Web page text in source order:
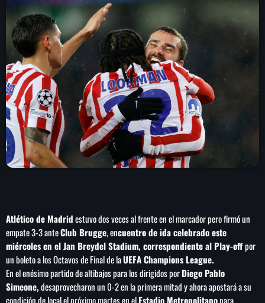
play_arrow LA CAMPESINA 104.5 FM
LA CAMPESINA GEORGIA
INICIO
NOTAS
PROGRAMACIÓN keyboard_arrow_down
RANKING
PUBLICIDAD
HISTORIA
Atlético de Madridestuvo dos veces al frente en el marcador pero firmó un
empate 3-3 anteClub Brugge, encuentro de ida celebrado este
miércoles en el Jan Breydel Stadium, correspondiente al Play-offpor
un boleto a los Octavos de Final de laUEFA Champions League.
En el enésimo partido de altibajos para los dirigidos porDiego Pablo
Simeone,desaprovecharon un 0-2 en la primera mitad y ahora apostará a su
condición de local el próximo martes en elEstadio Metropolitanopara